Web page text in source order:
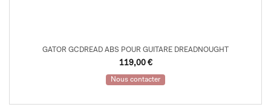
GATOR GCDREAD ABS POUR GUITARE DREADNOUGHT
119,00 €
Nous contacter